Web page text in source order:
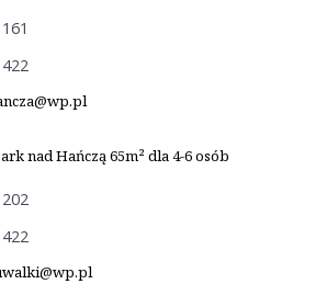
nad Hańczą 65m² dla 4-6 osób